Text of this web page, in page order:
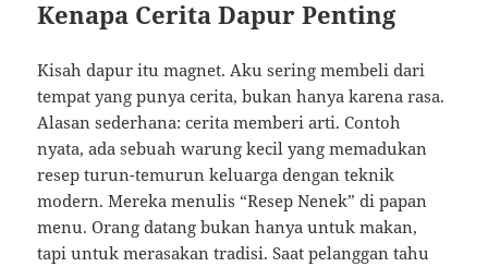
Kenapa Cerita Dapur Penting
Kisah dapur itu magnet. Aku sering membeli dari
tempat yang punya cerita, bukan hanya karena rasa.
Alasan sederhana: cerita memberi arti. Contoh
nyata, ada sebuah warung kecil yang memadukan
resep turun-temurun keluarga dengan teknik
modern. Mereka menulis “Resep Nenek” di papan
menu. Orang datang bukan hanya untuk makan,
tapi untuk merasakan tradisi. Saat pelanggan tahu